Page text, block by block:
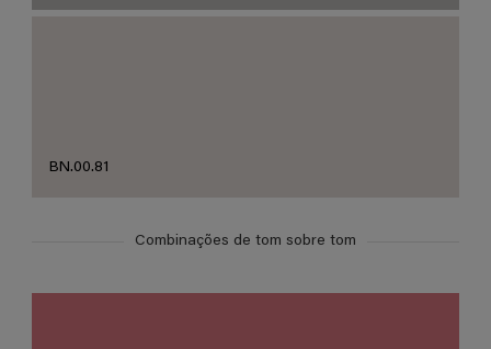
BN.00.81
Combinações de tom sobre tom